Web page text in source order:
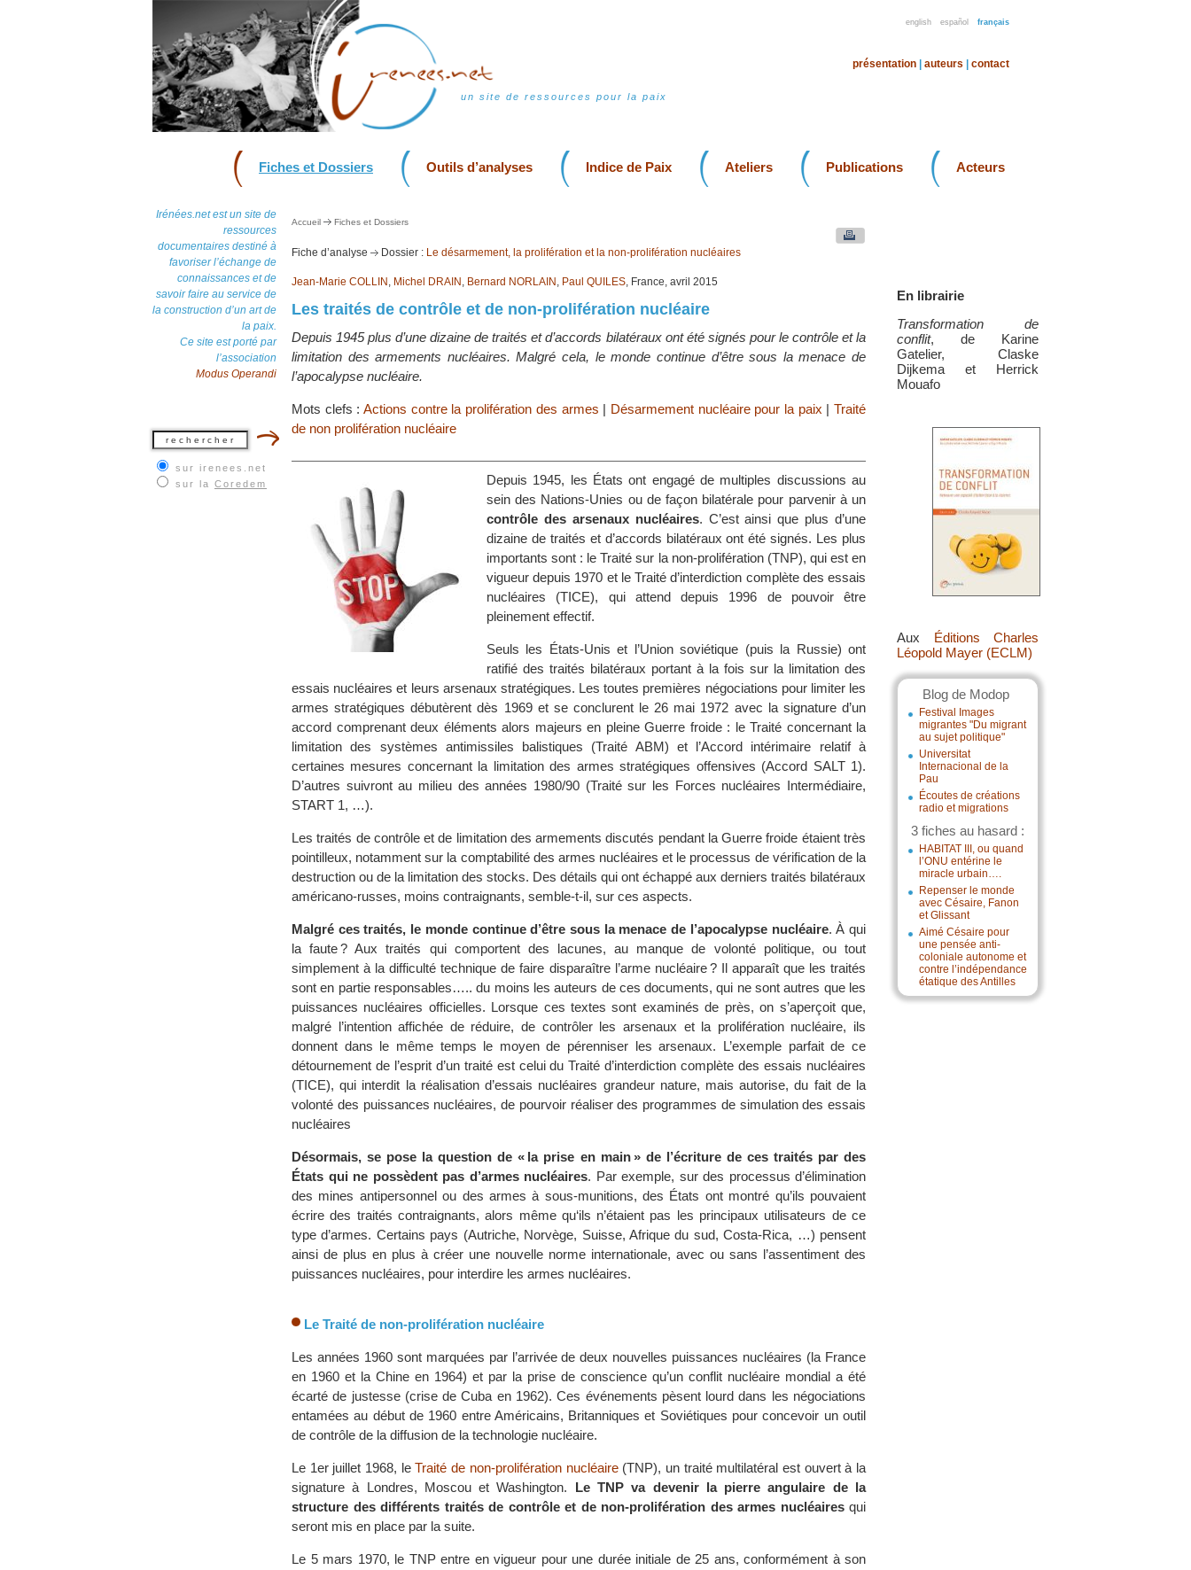
english español français
un site de ressources pour la paix
présentation auteurs contact
Fiches et Dossiers Outils d’analyses Indice de Paix Ateliers Publications Acteurs
Irénées.net est un site de
ressources
documentaires destiné à
favoriser l’échange de
connaissances et de
savoir faire au service de
la construction d’un art de
la paix.
Ce site est porté par
l’association
Modus Operandi
sur irenees.net
sur la Coredem
En librairie
Transformation de
conflit, de Karine
Gatelier, Claske
Dijkema et Herrick
Mouafo
Aux Éditions Charles
Léopold Mayer (ECLM)
Blog de Modop
Festival Images
migrantes "Du migrant
au sujet politique"
Universitat
Internacional de la
Pau
Écoutes de créations
radio et migrations
3 fiches au hasard :
HABITAT III, ou quand
l’ONU entérine le
miracle urbain….
Repenser le monde
avec Césaire, Fanon
et Glissant
Aimé Césaire pour
une pensée anti-
coloniale autonome et
contre l’indépendance
étatique des Antilles
Accueil Fiches et Dossiers
Fiche d’analyse Dossier : Le désarmement, la prolifération et la non-prolifération nucléaires
Jean-Marie COLLIN , Michel DRAIN , Bernard NORLAIN , Paul QUILES, France, avril 2015
Les traités de contrôle et de non-prolifération nucléaire
Depuis 1945 plus d’une dizaine de traités et d’accords bilatéraux ont été signés pour le contrôle et la
limitation des armements nucléaires. Malgré cela, le monde continue d’être sous la menace de
l’apocalypse nucléaire.
Mots clefs :Actions contre la prolifération des armes | Désarmement nucléaire pour la paix | Traité
de non prolifération nucléaire
Depuis 1945, les États ont engagé de multiples discussions au
sein des Nations-Unies ou de façon bilatérale pour parvenir à un
contrôle des arsenaux nucléaires. C’est ainsi que plus d’une
dizaine de traités et d’accords bilatéraux ont été signés. Les plus
importants sont : le Traité sur la non-prolifération (TNP), qui est en
vigueur depuis 1970 et le Traité d’interdiction complète des essais
nucléaires (TICE), qui attend depuis 1996 de pouvoir être
pleinement effectif.
Seuls les États-Unis et l’Union soviétique (puis la Russie) ont
ratifié des traités bilatéraux portant à la fois sur la limitation des
essais nucléaires et leurs arsenaux stratégiques. Les toutes premières négociations pour limiter les
armes stratégiques débutèrent dès 1969 et se conclurent le 26 mai 1972 avec la signature d’un
accord comprenant deux éléments alors majeurs en pleine Guerre froide : le Traité concernant la
limitation des systèmes antimissiles balistiques (Traité ABM) et l’Accord intérimaire relatif à
certaines mesures concernant la limitation des armes stratégiques offensives (Accord SALT 1).
D’autres suivront au milieu des années 1980/90 (Traité sur les Forces nucléaires Intermédiaire,
START 1, …).
Les traités de contrôle et de limitation des armements discutés pendant la Guerre froide étaient très
pointilleux, notamment sur la comptabilité des armes nucléaires et le processus de vérification de la
destruction ou de la limitation des stocks. Des détails qui ont échappé aux derniers traités bilatéraux
américano-russes, moins contraignants, semble-t-il, sur ces aspects.
Malgré ces traités, le monde continue d’être sous la menace de l’apocalypse nucléaire. À qui
la faute ? Aux traités qui comportent des lacunes, au manque de volonté politique, ou tout
simplement à la difficulté technique de faire disparaître l’arme nucléaire ? Il apparaît que les traités
sont en partie responsables….. du moins les auteurs de ces documents, qui ne sont autres que les
puissances nucléaires officielles. Lorsque ces textes sont examinés de près, on s’aperçoit que,
malgré l’intention affichée de réduire, de contrôler les arsenaux et la prolifération nucléaire, ils
donnent dans le même temps le moyen de pérenniser les arsenaux. L’exemple parfait de ce
détournement de l’esprit d’un traité est celui du Traité d’interdiction complète des essais nucléaires
(TICE), qui interdit la réalisation d’essais nucléaires grandeur nature, mais autorise, du fait de la
volonté des puissances nucléaires, de pourvoir réaliser des programmes de simulation des essais
nucléaires
Désormais, se pose la question de « la prise en main » de l’écriture de ces traités par des
États qui ne possèdent pas d’armes nucléaires. Par exemple, sur des processus d’élimination
des mines antipersonnel ou des armes à sous-munitions, des États ont montré qu’ils pouvaient
écrire des traités contraignants, alors même qu‘ils n’étaient pas les principaux utilisateurs de ce
type d’armes. Certains pays (Autriche, Norvège, Suisse, Afrique du sud, Costa-Rica, …) pensent
ainsi de plus en plus à créer une nouvelle norme internationale, avec ou sans l’assentiment des
puissances nucléaires, pour interdire les armes nucléaires.
Le Traité de non-prolifération nucléaire
Les années 1960 sont marquées par l’arrivée de deux nouvelles puissances nucléaires (la France
en 1960 et la Chine en 1964) et par la prise de conscience qu’un conflit nucléaire mondial a été
écarté de justesse (crise de Cuba en 1962). Ces événements pèsent lourd dans les négociations
entamées au début de 1960 entre Américains, Britanniques et Soviétiques pour concevoir un outil
de contrôle de la diffusion de la technologie nucléaire.
Le 1er juillet 1968, leTraité de non-prolifération nucléaire(TNP), un traité multilatéral est ouvert à la
signature à Londres, Moscou et Washington. Le TNP va devenir la pierre angulaire de la
structure des différents traités de contrôle et de non-prolifération des armes nucléairesqui
seront mis en place par la suite.
Le 5 mars 1970, le TNP entre en vigueur pour une durée initiale de 25 ans, conformément à son